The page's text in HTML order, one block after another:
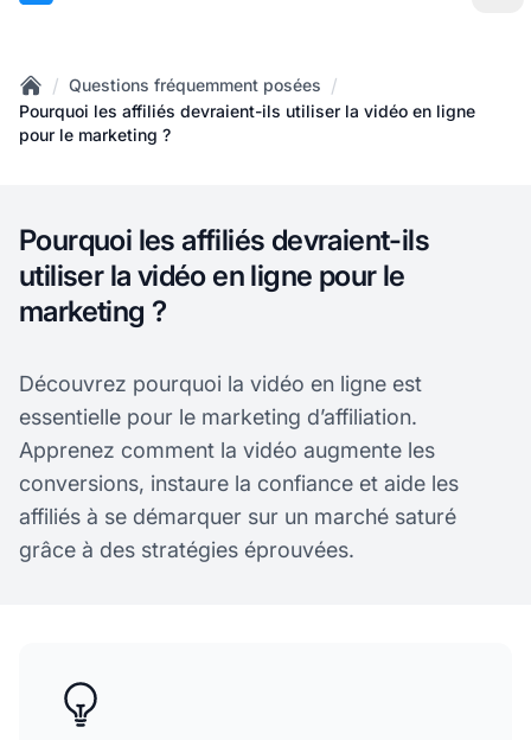
Home
/ Questions fréquemment posées /
Pourquoi les affiliés devraient-ils utiliser la vidéo en ligne
pour le marketing ?
Pourquoi les affiliés devraient-ils
utiliser la vidéo en ligne pour le
marketing ?
Découvrez pourquoi la vidéo en ligne est
essentielle pour le marketing d’affiliation.
Apprenez comment la vidéo augmente les
conversions, instaure la confiance et aide les
affiliés à se démarquer sur un marché saturé
grâce à des stratégies éprouvées.